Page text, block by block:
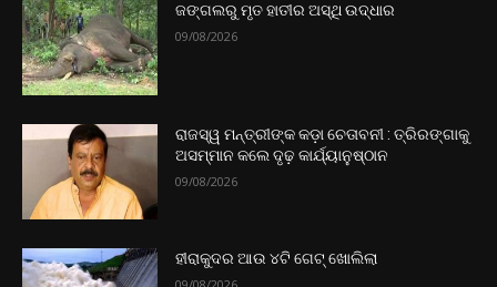
ଜଙ୍ଗଲରୁ ମୃତ ହାତୀର ଅସ୍ଥି ଉଦ୍ଧାର
09/08/2026
ରାଜସ୍ୱ ମନ୍ତ୍ରୀଙ୍କ କଡ଼ା ଚେତାବନୀ : ତ୍ରିରଙ୍ଗାକୁ
ଅସମ୍ମାନ କଲେ ଦୃଢ଼ କାର୍ଯ୍ୟାନୁଷ୍ଠାନ
09/08/2026
ହୀରାକୁଦର ଆଉ ୪ଟି ଗେଟ୍‌ ଖୋଲିଲା